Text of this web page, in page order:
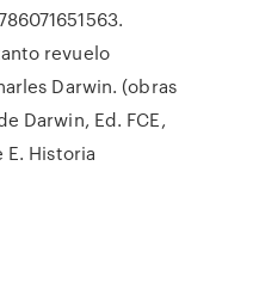
revuelo
Darwin. (obras
Darwin, Ed. FCE,
E. Historia